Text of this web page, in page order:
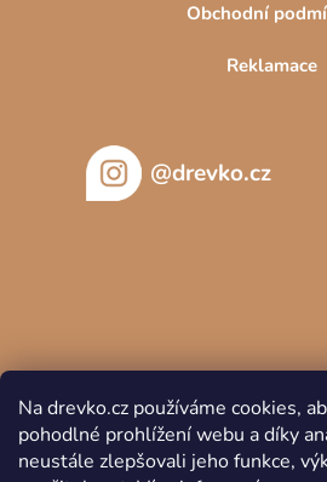
Na drevko.cz používáme cookies,
pohodlné prohlížení webu a díky
neustále zlepšovali jeho funkce,
Obchodní
Reklamace
@drevko.cz